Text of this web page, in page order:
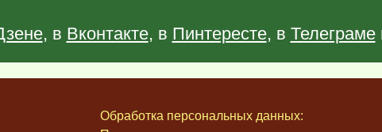
, в Вконтакте, в Пинтересте, в Телеграме
Обработка персональных данных: